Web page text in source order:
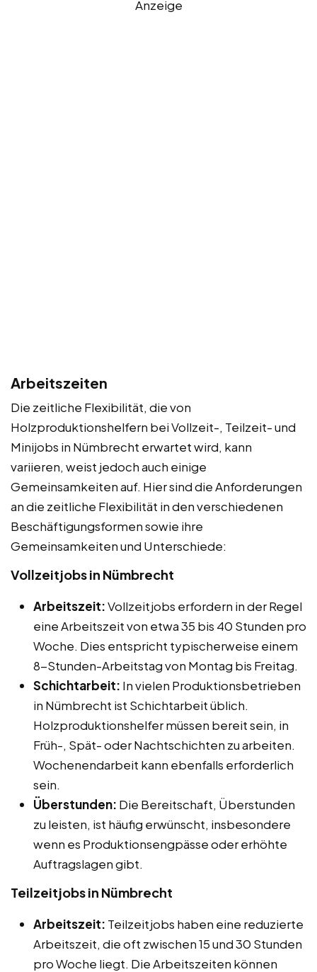
Anzeige
Arbeitszeiten
Die zeitliche Flexibilität, die von
Holzproduktionshelfern bei Vollzeit-, Teilzeit- und
Minijobs in Nümbrecht erwartet wird, kann
variieren, weist jedoch auch einige
Gemeinsamkeiten auf. Hier sind die Anforderungen
an die zeitliche Flexibilität in den verschiedenen
Beschäftigungsformen sowie ihre
Gemeinsamkeiten und Unterschiede:
Vollzeitjobs in Nümbrecht
Arbeitszeit:Vollzeitjobs erfordern in der Regel
eine Arbeitszeit von etwa 35 bis 40 Stunden pro
Woche. Dies entspricht typischerweise einem
8-Stunden-Arbeitstag von Montag bis Freitag.
Schichtarbeit: In vielen Produktionsbetrieben
in Nümbrecht ist Schichtarbeit üblich.
Holzproduktionshelfer müssen bereit sein, in
Früh-, Spät- oder Nachtschichten zu arbeiten.
Wochenendarbeit kann ebenfalls erforderlich
sein.
Überstunden: Die Bereitschaft, Überstunden
zu leisten, ist häufig erwünscht, insbesondere
wenn es Produktionsengpässe oder erhöhte
Auftragslagen gibt.
Teilzeitjobs in Nümbrecht
Arbeitszeit: Teilzeitjobs haben eine reduzierte
Arbeitszeit, die oft zwischen 15 und 30 Stunden
pro Woche liegt. Die Arbeitszeiten können